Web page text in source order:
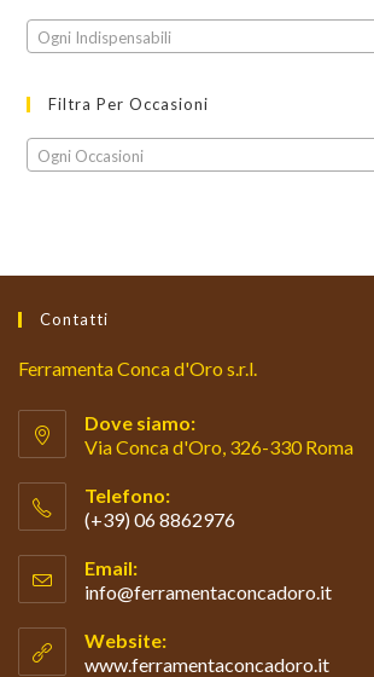
Ogni Indispensabili
Filtra Per Occasioni
Ogni Occasioni
Contatti
Ferramenta Conca d'Oro s.r.l.
Dove siamo:
Via Conca d'Oro, 326-330 Roma
Telefono:
(+39) 06 8862976
in
your
application
Email:
info@ferramentaconcadoro.itOpens
Website:
www.ferramentaconcadoro.it